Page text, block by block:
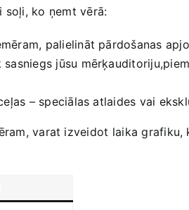
soļi, ko ⁣ņemt vērā:
palielināt pārdošanas
jūsu
– speciālas atlaides vai
varat izveidot ⁢laika